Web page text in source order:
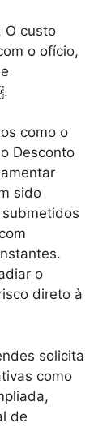
O custo
o ofício,
como o
Desconto
sido
o
direto à
solicita
como
de